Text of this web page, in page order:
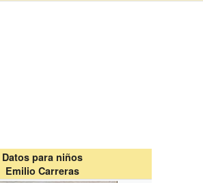
Datos para niños
Emilio Carreras